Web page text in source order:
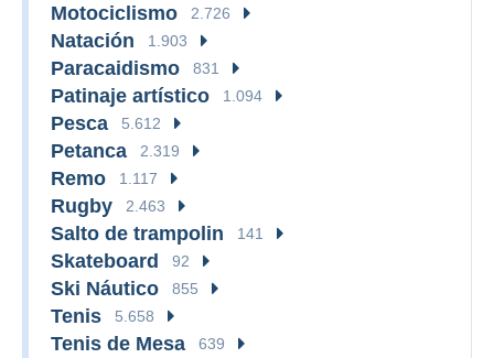
Motociclismo 2.726
Natación 1.903
Paracaidismo 831
Patinaje artístico 1.094
Pesca 5.612
Petanca 2.319
Remo 1.117
Rugby 2.463
Salto de trampolin 141
Skateboard 92
Ski Náutico 855
Tenis 5.658
Tenis de Mesa 639